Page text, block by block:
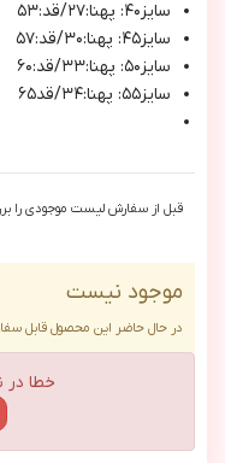
سايز٤٠: پهنا:٢٧/قد:٥٣
سايز٤٥: پهنا:٣٠/قد:٥٧
سايز٥٠: پهنا:٣٣/قد:٦٠
سايز٥٥: پهنا:٣٤/قد٦٥
قبل از سفارش لیست موجودی را
موجود نیست
در حال حاضر این محصول قابل
خطا